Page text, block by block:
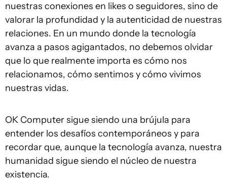
nuestras conexiones en likes o seguidores, sino de
valorar la profundidad y la autenticidad de nuestras
relaciones. En un mundo donde la tecnología
avanza a pasos agigantados, no debemos olvidar
que lo que realmente importa es cómo nos
relacionamos, cómo sentimos y cómo vivimos
nuestras vidas.
OK Computer sigue siendo una brújula para
entender los desafíos contemporáneos y para
recordar que, aunque la tecnología avanza, nuestra
humanidad sigue siendo el núcleo de nuestra
existencia.